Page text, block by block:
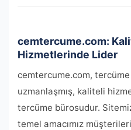
cemtercume.com:
Hizmetlerinde Lider
cemtercume.com,
uzmanlaşmış, kaliteli
tercüme bürosudur.
temel amacımız